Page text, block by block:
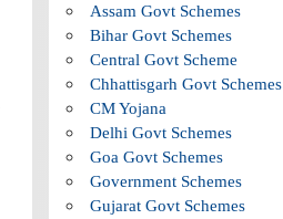
Assam Govt Schemes
Bihar Govt Schemes
Central Govt Scheme
Chhattisgarh Govt Schemes
CM Yojana
Delhi Govt Schemes
Goa Govt Schemes
Government Schemes
Gujarat Govt Schemes